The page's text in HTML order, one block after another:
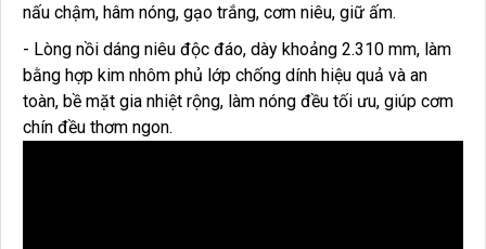
nấu chậm, hâm nóng, gạo trắng, cơm niêu, giữ ấm.
- Lòng nồi dáng niêu độc đáo, dày khoảng 2.310 mm, làm
bằng hợp kim nhôm phủ lớp chống dính hiệu quả và an
toàn, bề mặt gia nhiệt rộng, làm nóng đều tối ưu, giúp cơm
chín đều thơm ngon.